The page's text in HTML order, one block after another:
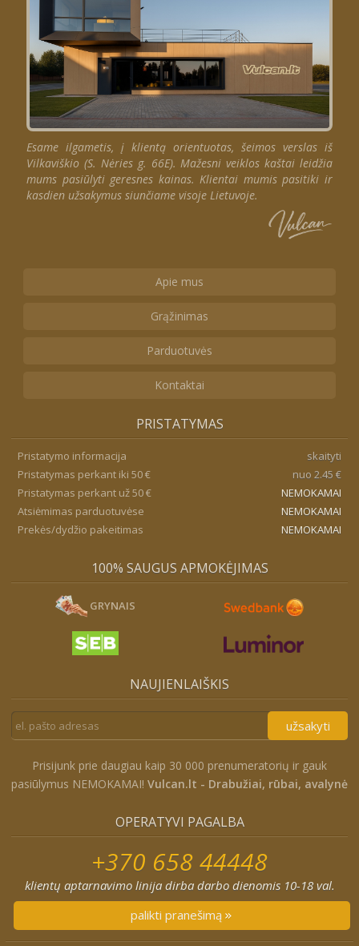
Esame ilgametis, į klientą orientuotas, šeimos verslas iš
Vilkaviškio (S. Nėries g. 66E). Mažesni veiklos kaštai leidžia
mums pasiūlyti geresnes kainas. Klientai mumis pasitiki ir
kasdien užsakymus siunčiame visoje Lietuvoje.
Apie mus
Grąžinimas
Parduotuvės
Kontaktai
PRISTATYMAS
Pristatymo informacija
skaityti
Pristatymas perkant iki 50 €
nuo 2.45 €
Pristatymas perkant už 50 €
NEMOKAMAI
Atsiėmimas parduotuvėse
NEMOKAMAI
Prekės/dydžio pakeitimas
NEMOKAMAI
100% SAUGUS APMOKĖJIMAS
GRYNAIS
NAUJIENLAIŠKIS
užsakyti
Prisijunk prie daugiau kaip 30 000 prenumeratorių ir gauk
pasiūlymus NEMOKAMAI! Vulcan.lt - Drabužiai, rūbai, avalynė
OPERATYVI PAGALBA
+370 658 44448
klientų aptarnavimo linija dirba darbo dienomis 10-18 val.
palikti pranešimą